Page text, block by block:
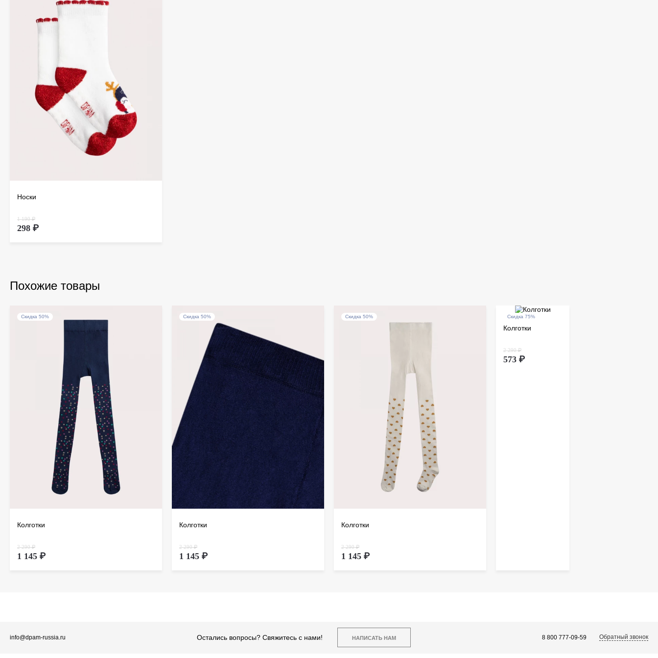
Носки
1 190 ₽
298 ₽
Похожие товары
Скидка 50%
Колготки
2 290 ₽
1 145 ₽
Скидка 50%
Колготки
2 290 ₽
1 145 ₽
Скидка 50%
Колготки
2 290 ₽
1 145 ₽
Скидка 75%
Колготки
2 290 ₽
573 ₽
info@dpam-russia.ru Остались вопросы? Свяжитесь с нами! НАПИСАТЬ НАМ 8 800 777-09-59 Обратный звонок